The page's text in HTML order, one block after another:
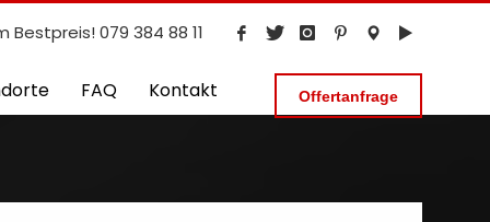
Bestpreis! 079 384 88 11
FAQ Kontakt Offertanfrage